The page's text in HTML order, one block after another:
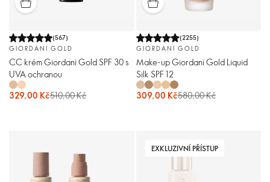
(567)
GIORDANI GOLD
CC krém Giordani Gold SPF 30 s
UVA ochranou
329,00 Kč510,00 Kč
(2255)
GIORDANI GOLD
Make-up Giordani Gold Liquid
Silk SPF 12
309,00 Kč580,00 Kč
EXKLUZIVNÍ PŘÍSTUP